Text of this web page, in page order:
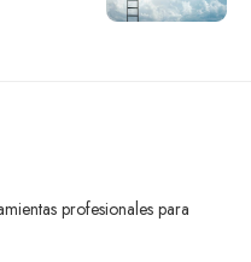
profesionales para